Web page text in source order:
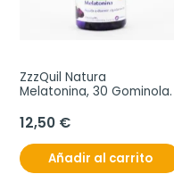
ZzzQuil Natura
Melatonina, 30 Gominola.
12,50 €
Añadir al carrito